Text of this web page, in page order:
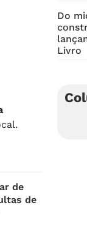
de
de
Do
Livro